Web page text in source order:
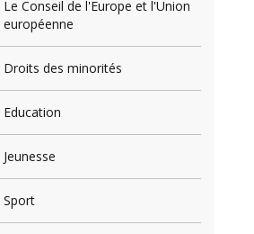
Le Conseil de l'Europe et l'Union
européenne
Droits des minorités
Education
Jeunesse
Sport